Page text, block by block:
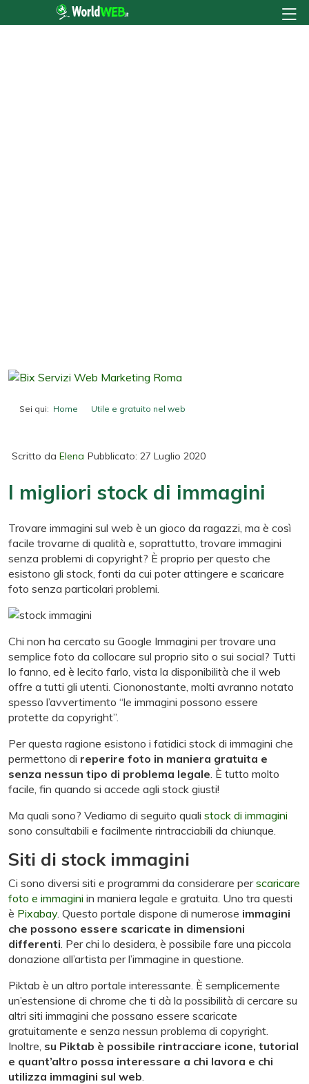
Sei qui: Home
Utile e gratuito nel web
Scritto da Elena Pubblicato: 27 Luglio 2020
I migliori stock di immagini
Trovare immagini sul web è un gioco da ragazzi, ma è così
facile trovarne di qualità e, soprattutto, trovare immagini
senza problemi di copyright? È proprio per questo che
esistono gli stock, fonti da cui poter attingere e scaricare
foto senza particolari problemi.
Chi non ha cercato su Google Immagini per trovare una
semplice foto da collocare sul proprio sito o sui social? Tutti
lo fanno, ed è lecito farlo, vista la disponibilità che il web
offre a tutti gli utenti. Ciononostante, molti avranno notato
spesso l’avvertimento “le immagini possono essere
protette da copyright”.
Per questa ragione esistono i fatidici stock di immagini che
permettono di reperire foto in maniera gratuita e
senza nessun tipo di problema legale . È tutto molto
facile, fin quando si accede agli stock giusti!
Ma quali sono? Vediamo di seguito quali stock di immagini
sono consultabili e facilmente rintracciabili da chiunque.
Siti di stock immagini
Ci sono diversi siti e programmi da considerare perscaricare
foto e immagini in maniera legale e gratuita. Uno tra questi
è Pixabay. Questo portale dispone di numerose immagini
che possono essere scaricate in dimensioni
differenti . Per chi lo desidera, è possibile fare una piccola
donazione all’artista per l’immagine in questione.
Piktab è un altro portale interessante. È semplicemente
un’estensione di chrome che ti dà la possibilità di cercare su
altri siti immagini che possano essere scaricate
gratuitamente e senza nessun problema di copyright.
Inoltre, su Piktab è possibile rintracciare icone, tutorial
e quant’altro possa interessare a chi lavora e chi
utilizza immagini sul web